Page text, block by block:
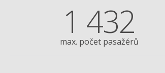
1 432
max. počet pasažérů